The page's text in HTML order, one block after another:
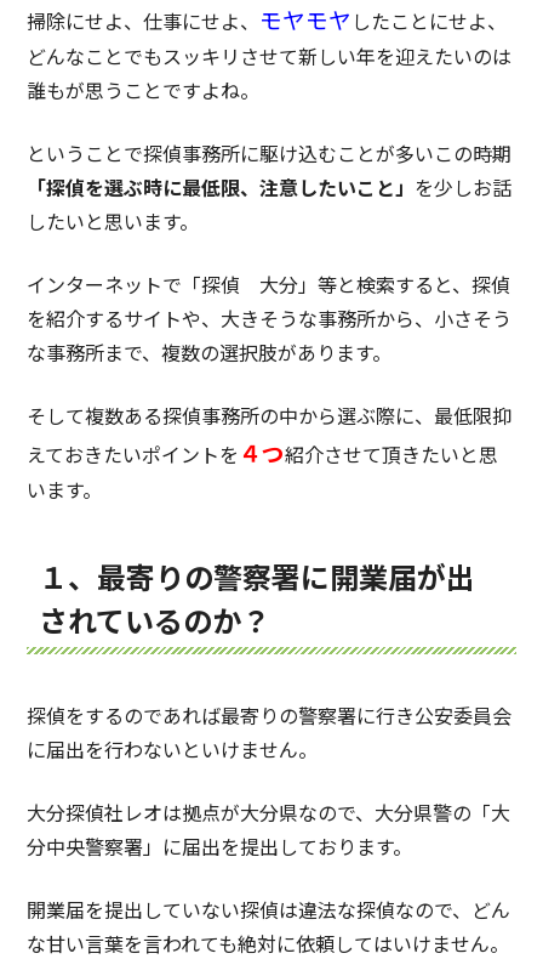
掃除にせよ、仕事にせよ、 モヤモヤ したことにせよ、
どんなことでもスッキリさせて新しい年を迎えたいのは
誰もが思うことですよね。
ということで探偵事務所に駆け込むことが多いこの時期
「探偵を選ぶ時に最低限、注意したいこと」 を少しお話
したいと思います。
インターネットで「探偵 大分」等と検索すると、探偵
を紹介するサイトや、大きそうな事務所から、小さそう
な事務所まで、複数の選択肢があります。
そして複数ある探偵事務所の中から選ぶ際に、最低限抑
えておきたいポイントを ４つ紹介させて頂きたいと思
います。
１、最寄りの警察署に開業届が出
されているのか？
探偵をするのであれば最寄りの警察署に行き公安委員会
に届出を行わないといけません。
大分探偵社レオは拠点が大分県なので、大分県警の「大
分中央警察署」に届出を提出しております。
開業届を提出していない探偵は違法な探偵なので、どん
な甘い言葉を言われても絶対に依頼してはいけません。